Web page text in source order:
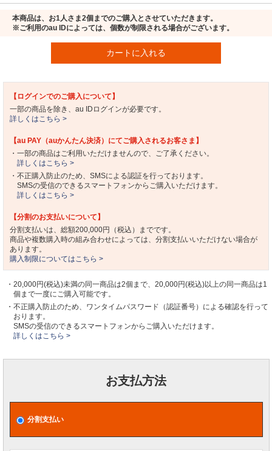
本商品は、お1人さま2個までのご購入とさせていただきます。
※ご利用のau IDによっては、個数が制限される場合がございます。
カートに入れる
【ログインでのご購入について】
一部の商品を除き、au IDログインが必要です。
詳しくはこちら >
【au PAY（auかんたん決済）にてご購入されるお客さま】
・一部の商品はご利用いただけませんので、ご了承ください。
詳しくはこちら >
・不正購入防止のため、SMSによる認証を行っております。
SMSの受信のできるスマートフォンからご購入いただけます。
詳しくはこちら >
【分割のお支払いについて】
分割支払いは、総額200,000円（税込）までです。
商品や複数購入時の組み合わせによっては、分割支払いいただけない場合が
あります。
購入制限についてはこちら >
・20,000円(税込)未満の同一商品は2個まで、20,000円(税込)以上の同一商品は1
個まで一度にご購入可能です。
・不正購入防止のため、ワンタイムパスワード（認証番号）による確認を行って
おります。
SMSの受信のできるスマートフォンからご購入いただけます。
詳しくはこちら >
お支払方法
分割支払い